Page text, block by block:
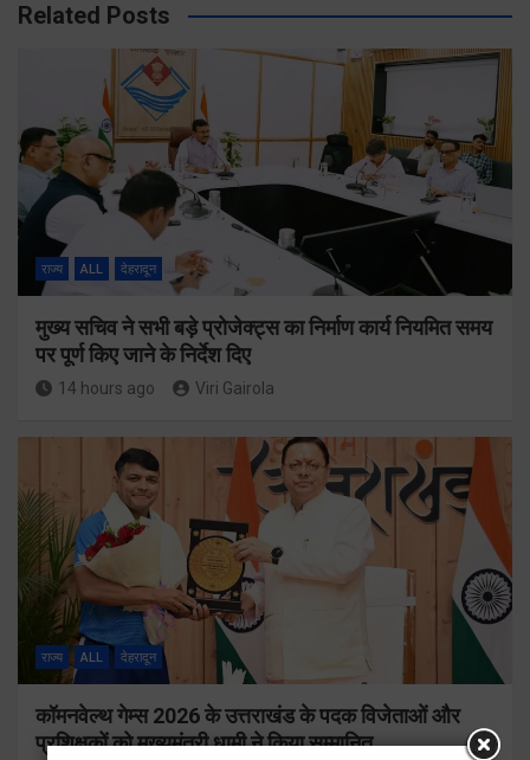
Related Posts
राज्य ALL देहरादून
मुख्य सचिव ने सभी बड़े प्रोजेक्ट्स का निर्माण कार्य नियमित समय
पर पूर्ण किए जाने के निर्देश दिए
14 hours ago Viri Gairola
राज्य ALL देहरादून
कॉमनवेल्थ गेम्स 2026 के उत्तराखंड के पदक विजेताओं और
प्रशिक्षकों को मुख्यमंत्री धामी ने किया सम्मानित